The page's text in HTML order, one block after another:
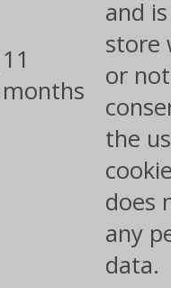
11
months
and
store
or
the
does
any
data.